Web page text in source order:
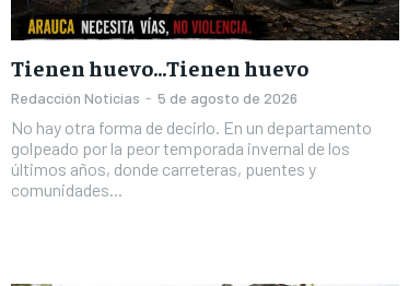
Tienen huevo…Tienen huevo
Redacción Noticias - 5 de agosto de 2026
No hay otra forma de decirlo. En un departamento
golpeado por la peor temporada invernal de los
últimos años, donde carreteras, puentes y
comunidades...